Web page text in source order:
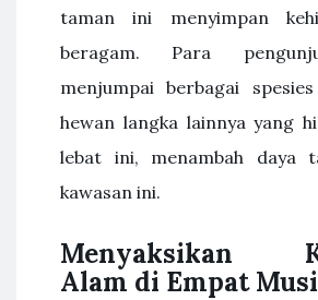
taman ini menyimpan
beragam. Para
menjumpai berbagai
hewan langka lainnya yang
lebat ini, menambah daya
kawasan ini.
Menyaksikan
Alam di Empat